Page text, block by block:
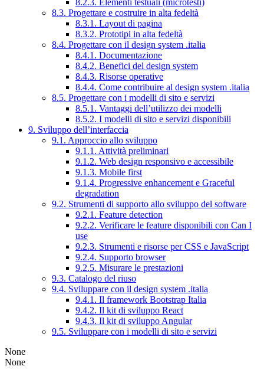
8.2.3. Elementi testuali (microtesti)
8.3. Progettare e costruire in alta fedeltà
8.3.1. Layout di pagina
8.3.2. Prototipi in alta fedeltà
8.4. Progettare con il design system .italia
8.4.1. Documentazione
8.4.2. Benefici del design system
8.4.3. Risorse operative
8.4.4. Come contribuire al design system .italia
8.5. Progettare con i modelli di sito e servizi
8.5.1. Vantaggi dell’utilizzo dei modelli
8.5.2. I modelli di sito e servizi disponibili
9. Sviluppo dell’interfaccia
9.1. Approccio allo sviluppo
9.1.1. Attività preliminari
9.1.2. Web design responsivo e accessibile
9.1.3. Mobile first
9.1.4. Progressive enhancement e Graceful
degradation
9.2. Strumenti di supporto allo sviluppo del software
9.2.1. Feature detection
9.2.2. Verificare le feature disponibili con Can I
use
9.2.3. Strumenti e risorse per CSS e JavaScript
9.2.4. Supporto browser
9.2.5. Misurare le prestazioni
9.3. Catalogo del riuso
9.4. Sviluppare con il design system .italia
9.4.1. Il framework Bootstrap Italia
9.4.2. Il kit di sviluppo React
9.4.3. Il kit di sviluppo Angular
9.5. Sviluppare con i modelli di sito e servizi
None
None